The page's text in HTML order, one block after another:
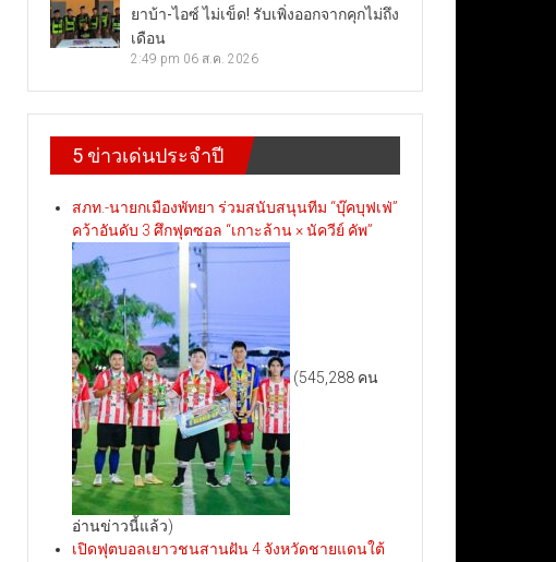
ยาบ้า-ไอซ์ ไม่เข็ด! รับเพิ่งออกจากคุกไม่ถึง
เดือน
2:49 pm 06 ส.ค. 2026
5 ข่าวเด่นประจำปี
สภท.-นายกเมืองพัทยา ร่วมสนับสนุนทีม “บุ๊คบุฟเฟ่”
คว้าอันดับ 3 ศึกฟุตซอล “เกาะล้าน × นัควีย์ คัพ”
(545,288 คน
อ่านข่าวนี้แล้ว)
เปิดฟุตบอลเยาวชนสานฝัน 4 จังหวัดชายแดนใต้